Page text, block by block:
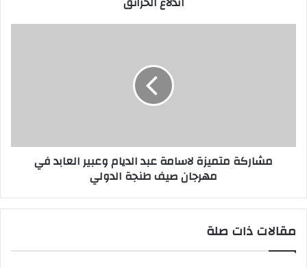
مشاركة متميزة لاسامة عبد الديام وعبير العابد في
مهرجان صيف طنجة الدولي
مقالات ذات صلة